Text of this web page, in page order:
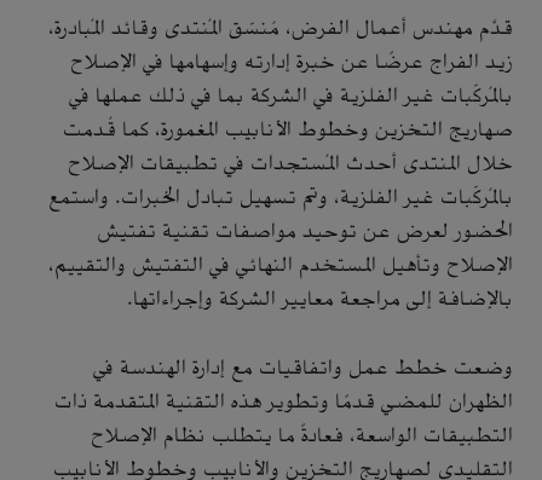
قدَّم مهندس أعمال الفرض، مُنسّق المُنتدى وقائد المُبادرة،
زيد الفراج عرضًا عن خبرة إدارته وإسهامها في الإصلاح
بالمُركّبات غير الفلزية في الشركة بما في ذلك عملها في
صهاريج التخزين وخطوط الأنابيب المغمورة، كما قُدمت
خلال المنتدى أحدث المُستجدات في تطبيقات الإصلاح
بالمُركّبات غير الفلزية، وتم تسهيل تبادل الخبرات. واستمع
الحضور لعرض عن توحيد مواصفات تقنية تفتيش
الإصلاح وتأهيل المستخدم النهائي في التفتيش والتقييم،
بالإضافة إلى مراجعة معايير الشركة وإجراءاتها.
وضعت خطط عمل واتفاقيات مع إدارة الهندسة في
الظهران للمضي قدمًا وتطوير هذه التقنية المتقدمة ذات
التطبيقات الواسعة، فعادةً ما يتطلب نظام الإصلاح
التقليدي لصهاريج التخزين والأنابيب وخطوط الأنابيب